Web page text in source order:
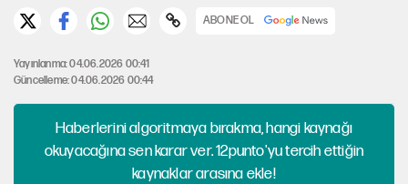
ABONE OL
Yayınlanma: 04.06.2026 00:41
Güncelleme: 04.06.2026 00:44
Haberlerini algoritmaya bırakma, hangi kaynağı
okuyacağına sen karar ver. 12punto'yu tercih ettiğin
kaynaklar arasına ekle!